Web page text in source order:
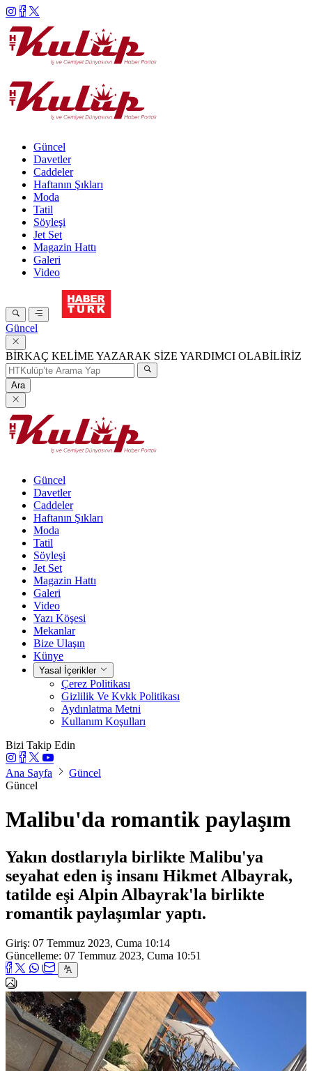
Güncel
Davetler
Caddeler
Haftanın Şıkları
Moda
Tatil
Söyleşi
Jet Set
Magazin Hattı
Galeri
Video
Güncel
BİRKAÇ KELİME YAZARAK SİZE YARDIMCI OLABİLİRİZ
Ara
Güncel
Davetler
Caddeler
Haftanın Şıkları
Moda
Tatil
Söyleşi
Jet Set
Magazin Hattı
Galeri
Video
Yazı Köşesi
Mekanlar
Bize Ulaşın
Künye
Yasal İçerikler
Çerez Politikası
Gizlilik Ve Kvkk Politikası
Aydınlatma Metni
Kullanım Koşulları
Bizi Takip Edin
Ana Sayfa
Güncel
Güncel
Malibu'da romantik paylaşım
Yakın dostlarıyla birlikte Malibu'ya
seyahat eden iş insanı Hikmet Albayrak,
tatilde eşi Alpin Albayrak'la birlikte
romantik paylaşımlar yaptı.
Giriş: 07 Temmuz 2023, Cuma 10:14
Güncelleme: 07 Temmuz 2023, Cuma 10:51